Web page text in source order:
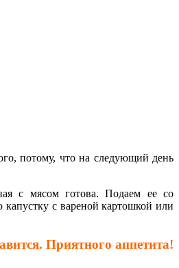
потому, что на следующий день
с мясом готова. Подаем ее со
с вареной картошкой или
Приятного аппетита!